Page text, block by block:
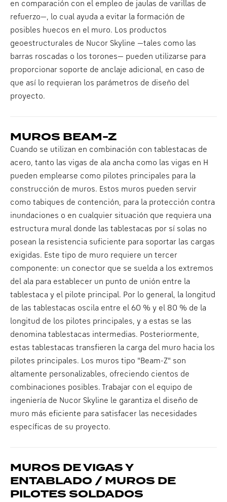
en comparación con el empleo de jaulas de varillas de
refuerzo—, lo cual ayuda a evitar la formación de
posibles huecos en el muro. Los productos
geoestructurales de Nucor Skyline —tales como las
barras roscadas o los torones— pueden utilizarse para
proporcionar soporte de anclaje adicional, en caso de
que así lo requieran los parámetros de diseño del
proyecto.
MUROS BEAM-Z
Cuando se utilizan en combinación con tablestacas de
acero, tanto las vigas de ala ancha como las vigas en H
pueden emplearse como pilotes principales para la
construcción de muros. Estos muros pueden servir
como tabiques de contención, para la protección contra
inundaciones o en cualquier situación que requiera una
estructura mural donde las tablestacas por sí solas no
posean la resistencia suficiente para soportar las cargas
exigidas. Este tipo de muro requiere un tercer
componente: un conector que se suelda a los extremos
del ala para establecer un punto de unión entre la
tablestaca y el pilote principal. Por lo general, la longitud
de las tablestacas oscila entre el 60 % y el 80 % de la
longitud de los pilotes principales, y a estas se las
denomina tablestacas intermedias. Posteriormente,
estas tablestacas transfieren la carga del muro hacia los
pilotes principales. Los muros tipo "Beam-Z" son
altamente personalizables, ofreciendo cientos de
combinaciones posibles. Trabajar con el equipo de
ingeniería de Nucor Skyline le garantiza el diseño de
muro más eficiente para satisfacer las necesidades
específicas de su proyecto.
MUROS DE VIGAS Y
ENTABLADO / MUROS DE
PILOTES SOLDADOS